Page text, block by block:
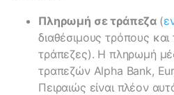
Πληρωμή σε τράπεζα (
διαθέσιμους τρόπους
τράπεζες). Η πληρωμή
τραπεζών Alpha Bank,
Πειραιώς είναι πλέον